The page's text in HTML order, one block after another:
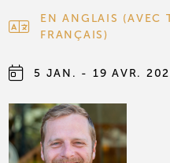
EN ANGLAIS (AVEC
FRANÇAIS)
5 JAN. - 19 AVR.